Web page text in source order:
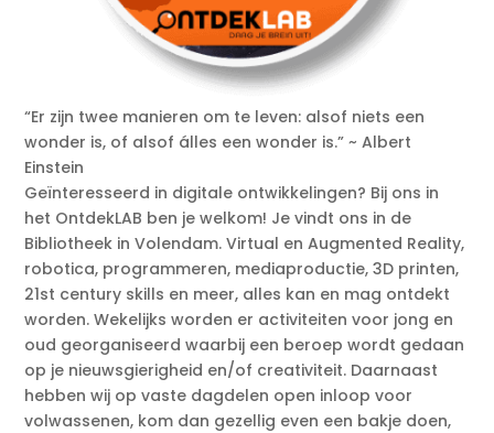
“Er zijn twee manieren om te leven: alsof niets een
wonder is, of alsof álles een wonder is.” ~ Albert
Einstein
Geïnteresseerd in digitale ontwikkelingen? Bij ons in
het OntdekLAB ben je welkom! Je vindt ons in de
Bibliotheek in Volendam. Virtual en Augmented Reality,
robotica, programmeren, mediaproductie, 3D printen,
21st century skills en meer, alles kan en mag ontdekt
worden. Wekelijks worden er activiteiten voor jong en
oud georganiseerd waarbij een beroep wordt gedaan
op je nieuwsgierigheid en/of creativiteit. Daarnaast
hebben wij op vaste dagdelen open inloop voor
volwassenen, kom dan gezellig even een bakje doen,